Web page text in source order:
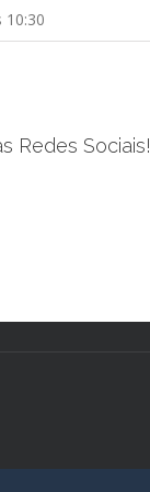
10:30
Redes Sociais!